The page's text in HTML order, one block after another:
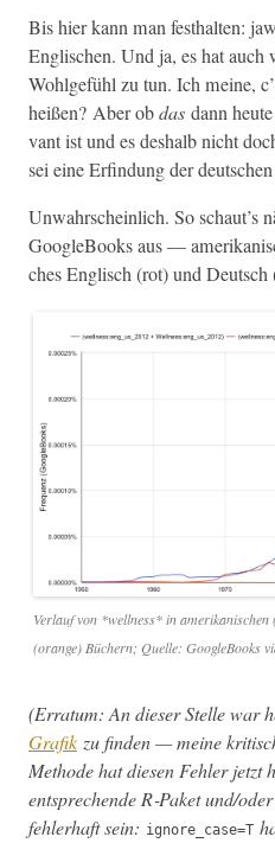
Bis hier kann man fes­thal­ten:
Englis­chen. Und ja, es hat auch
Wohlge­fühl zu tun. Ich meine,
heißen? Aber obdas dann
vant ist und es deshalb nicht
sei eine Erfind­ung der
Unwahrschein­lich. So schaut’s
Google­Books aus —
ches Englisch (rot) und Deutsch
Ver­lauf von *well­ness* in
(orange) Büch­ern; Quelle: Google­Books
(Erra­tum: An dieser Stelle war
Grafikzu find­en — meine
Meth­ode hat diesen Fehler
entsprechende R‑Paket und/
fehler­haft sein: ignore_case=T